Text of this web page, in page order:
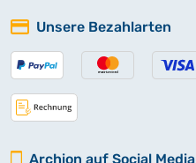
Unsere Bezahlarten
Archion auf Social Media